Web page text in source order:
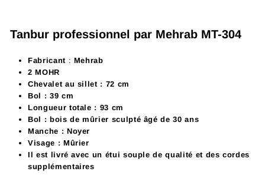
Tanbur professionnel par Mehrab MT-304
Fabricant: Mehrab
2 MOHR
Chevalet au sillet : 72 cm
Bol : 39 cm
Longueur totale : 93 cm
Bol : bois de mûrier sculpté âgé de 30 ans
Manche : Noyer
Visage : Mûrier
Il est livré avec un étui souple de qualité et des cordes
supplémentaires